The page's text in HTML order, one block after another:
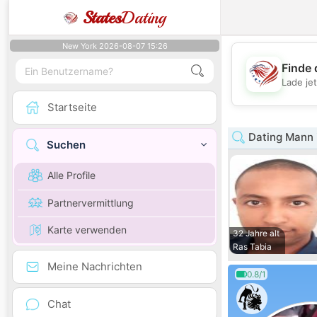
StatesDating
New York 2026-08-07 15:26
Startseite
Suchen
Alle Profile
Partnervermittlung
Karte verwenden
Meine Nachrichten
Chat
Finde
Lade
Dating Mann
32 Jahre alt
Ras Tabia
0.8/1